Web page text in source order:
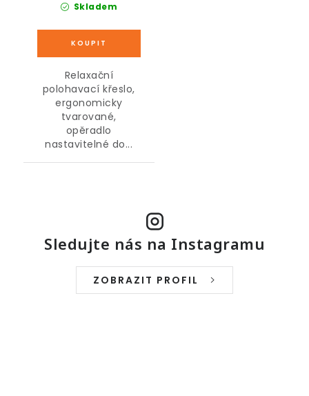
Skladem
Relaxační
polohavací křeslo,
ergonomicky
tvarované,
opěradlo
nastavitelné do...
Sledujte nás na Instagramu
ZOBRAZIT PROFIL